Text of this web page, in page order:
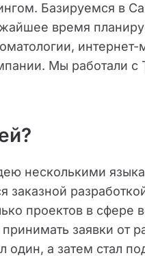
Базируемся в
время
интернет-
Мы работали
несколькими
проектов в сфере
заявки от
один, а затем стал